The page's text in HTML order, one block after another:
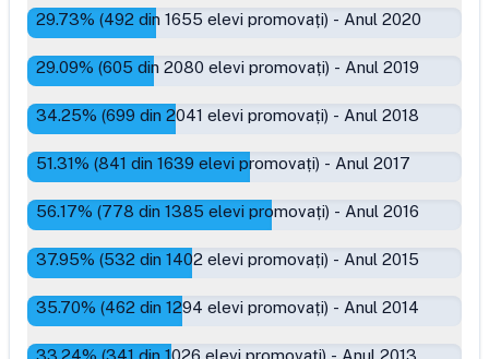
29.73% (492 din 1655 elevi promovați) - Anul 2020
29.09% (605 din 2080 elevi promovați) - Anul 2019
34.25% (699 din 2041 elevi promovați) - Anul 2018
51.31% (841 din 1639 elevi promovați) - Anul 2017
56.17% (778 din 1385 elevi promovați) - Anul 2016
37.95% (532 din 1402 elevi promovați) - Anul 2015
35.70% (462 din 1294 elevi promovați) - Anul 2014
33.24% (341 din 1026 elevi promovați) - Anul 2013